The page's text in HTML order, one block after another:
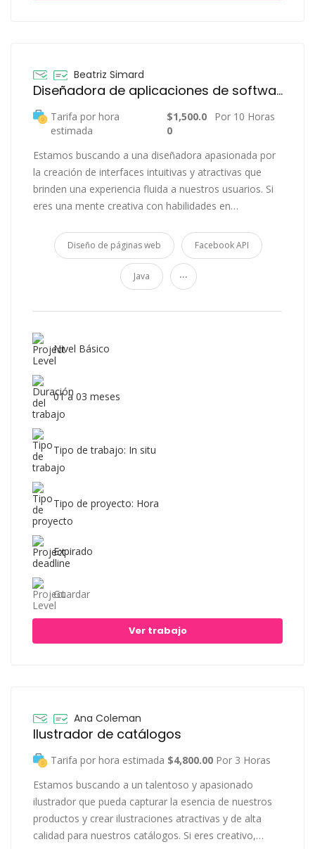
Beatriz Simard
Diseñadora de aplicaciones de software
Tarifa por hora
estimada
$1,500.0
0
Por 10 Horas
Estamos buscando a una diseñadora apasionada por
la creación de interfaces intuitivas y atractivas que
brinden una experiencia fluida a nuestros usuarios. Si
eres una mente creativa con habilidades en…
Diseño de páginas web Facebook API
Java ...
Nivel Básico
01 a 03 meses
Tipo de trabajo: In situ
Tipo de proyecto: Hora
Expirado
Guardar
Ver trabajo
Ana Coleman
Ilustrador de catálogos
Tarifa por hora estimada $4,800.00 Por 3 Horas
Estamos buscando a un talentoso y apasionado
ilustrador que pueda capturar la esencia de nuestros
productos y crear ilustraciones atractivas y de alta
calidad para nuestros catálogos. Si eres creativo,…